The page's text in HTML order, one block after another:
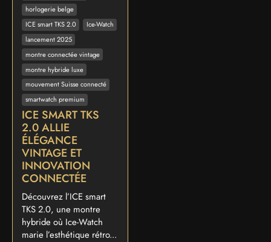
horlogerie belge
ICE smart TKS 2.0
Ice-Watch
lancement 2025
montre connectée vintage
montre hybride luxe
mouvement Suisse connecté
smartwatch premium
ICE SMART TKS
2.0 ALLIE
ÉLÉGANCE
VINTAGE ET
INNOVATION
CONNECTÉE
Découvrez l’ICE smart
TKS 2.0, une montre
hybride où Ice-Watch
marie l’esthétique rétro...